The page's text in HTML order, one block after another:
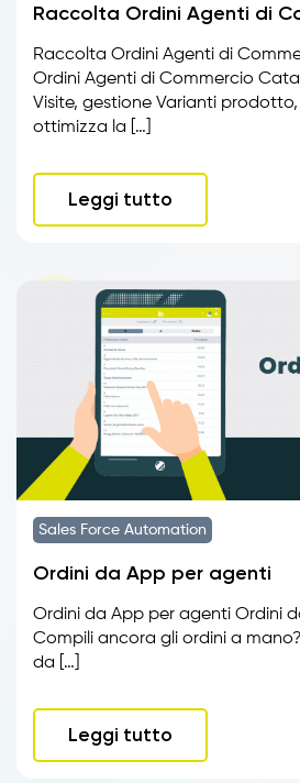
Raccolta Ordini Agenti di
Raccolta Ordini Agenti di
Ordini Agenti di Commercio
Visite, gestione Varianti prodotto,
ottimizza la […]
Leggi tutto
Sales Force Automation
Ordini da App per agenti
Ordini da App per agenti Ordini
Compili ancora gli ordini a
da […]
Leggi tutto